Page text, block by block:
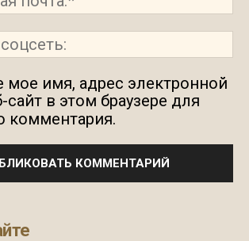
мое имя, адрес электронной
в этом браузере для
комментария.